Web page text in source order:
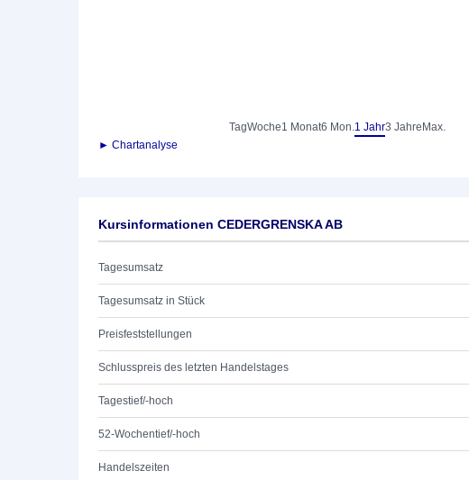
TagWoche1 Monat6 Mon.1 Jahr3 Jahre Max.
► Chartanalyse
Kursinformationen CEDERGRENSKA AB
Tagesumsatz
Tagesumsatz in Stück
Preisfeststellungen
Schlusspreis des letzten Handelstages
Tagestief/-hoch
52-Wochentief/-hoch
Handelszeiten